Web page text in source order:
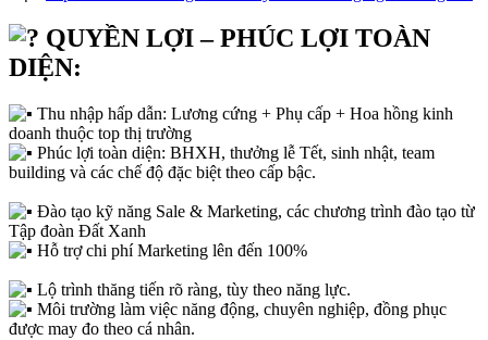
QUYỀN LỢI – PHÚC LỢI TOÀN
DIỆN:
Thu nhập hấp dẫn: Lương cứng + Phụ cấp + Hoa hồng kinh
doanh thuộc top thị trường
Phúc lợi toàn diện: BHXH, thưởng lễ Tết, sinh nhật, team
building và các chế độ đặc biệt theo cấp bậc.
Đào tạo kỹ năng Sale & Marketing, các chương trình đào tạo từ
Tập đoàn Đất Xanh
Hỗ trợ chi phí Marketing lên đến 100%
Lộ trình thăng tiến rõ ràng, tùy theo năng lực.
Môi trường làm việc năng động, chuyên nghiệp, đồng phục
được may đo theo cá nhân.